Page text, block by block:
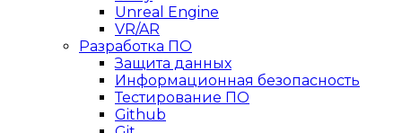
Unreal Engine
VR/AR
Разработка ПО
Защита данных
Информационная безопасность
Тестирование ПО
Github